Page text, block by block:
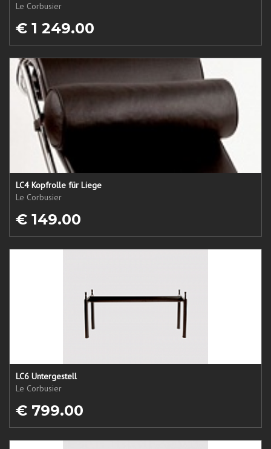
Le Corbusier
€ 1 249.00
LC4 Kopfrolle für Liege
Le Corbusier
€ 149.00
LC6 Untergestell
Le Corbusier
€ 799.00